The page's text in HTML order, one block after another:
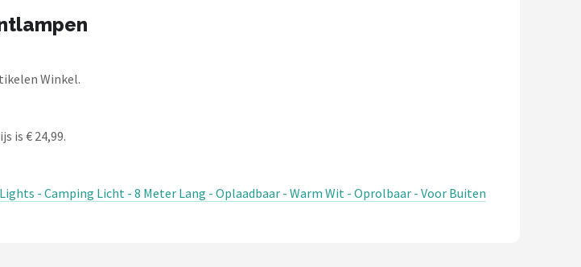
Winkel.
is € 24,99.
- Camping Licht - 8 Meter Lang - Oplaadbaar - Warm Wit - Oprolbaar - Voor Buiten